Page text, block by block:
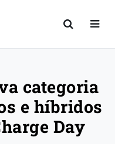
categoria
e híbridos
Day